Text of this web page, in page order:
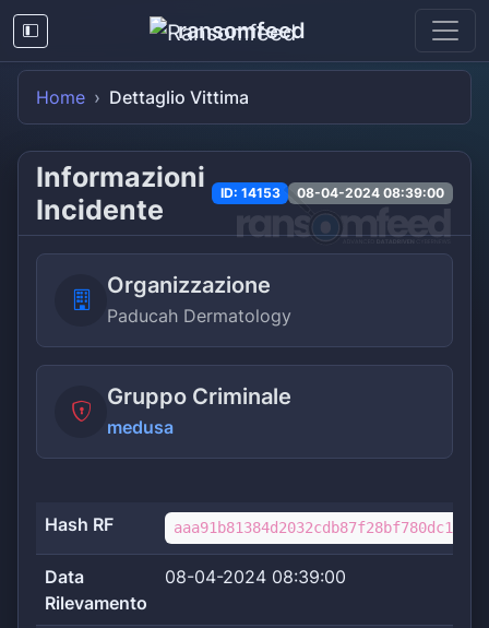
ransomfeed
Home Dettaglio Vittima
Informazioni
Incidente
ID: 14153 08-04-2024 08:39:00
Organizzazione
Paducah Dermatology
Gruppo Criminale
medusa
Hash RF
Data
Rilevamento
08-04-2024 08:39:00